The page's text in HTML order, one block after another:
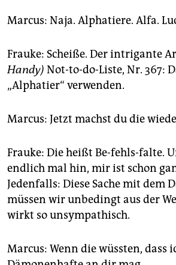
Marcus: Naja. Alphatiere. Alfa.
Frauke: Scheiße. Der intrigante
Handy) Not-to-do-Liste, Nr. 367:
„Alphatier“ verwenden.
Marcus: Jetzt machst du die
Frauke: Die heißt Be-fehls-falte.
endlich mal hin, mir ist schon
Jedenfalls: Diese Sache mit dem
müssen wir unbedingt aus der
wirkt so unsympathisch.
Marcus: Wenn die wüssten, dass